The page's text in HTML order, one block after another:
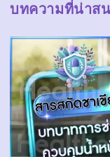
บทความที่น่าส